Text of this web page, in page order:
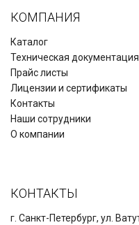
КОМПАНИЯ
Каталог
Техническая документация
Прайс листы
Лицензии и сертификаты
Контакты
Наши сотрудники
О компании
КОНТАКТЫ
г. Санкт-Петербург, ул.